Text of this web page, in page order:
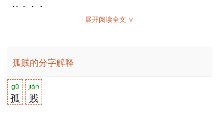
基本定义：
用来形容一个人在社会中的孤立无援和地位卑微的状态。
由于“孤贱”不是一个常用词汇，它在现代文学、口语或专业
展开阅读全文 ∨
孤贱的分字解释
gū
孤
jiàn
贱